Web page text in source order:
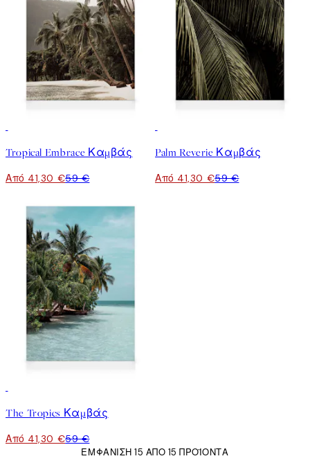
Tropical Embrace Καμβάς
Από 41,30 €59 €
Palm Reverie Καμβάς
Από 41,30 €59 €
The Tropics Καμβάς
Από 41,30 €59 €
ΕΜΦΆΝΙΣΗ 15 ΑΠΌ 15 ΠΡΟΪΌΝΤΑ